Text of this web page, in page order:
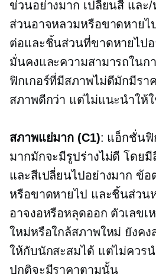
ข่วนอย่างมาก เปลี่ยนสี และ
ส่วนอาจหลวมหรือขาดหายไ
ต่อและชิ้นส่วนที่ขาดหายไป
มั่นคงและความสามารถในก
ฟิกเกอร์ที่มีสภาพไม่ดีมักมีรา
สภาพดีกว่า แต่ไม่แนะนำให้
สภาพแย่มาก (C1): แอ็กชั่นฟิ
มากมักจะมีรูปร่างไม่ดี โดย
และสีเปลี่ยนไปอย่างมาก ข้
หรือขาดหายไป และชิ้นส่วน
อาจงอหรือหลุดออก ตัวเลข
ใหม่หรือใกล้สภาพใหม่ ยังคง
ให้กับนักสะสมได้ แต่ไม่ควร
ปกติจะมีราคาตามนั้น